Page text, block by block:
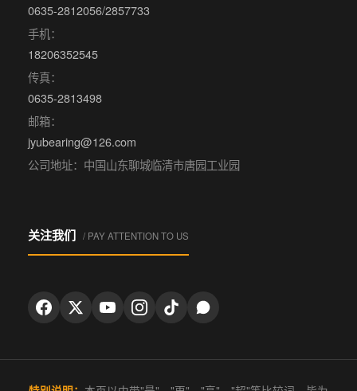
0635-2812056/2857733
手机：
18206352545
传真：
0635-2813498
邮箱：
jyubearing@126.com
公司地址：中国山东聊城临清市唐园工业园
关注我们 / PAY ATTENTION TO US